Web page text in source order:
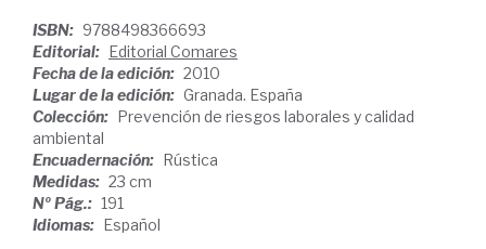
ISBN: 9788498366693
Editorial: Editorial Comares
Fecha de la edición: 2010
Lugar de la edición: Granada. España
Colección: Prevención de riesgos laborales y calidad
ambiental
Encuadernación: Rústica
Medidas: 23 cm
Nº Pág.: 191
Idiomas: Español